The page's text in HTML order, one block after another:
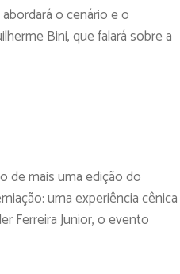
o cenário e o
Bini, que falará sobre a
de mais uma edição do
uma experiência cênica
Ferreira Junior, o evento